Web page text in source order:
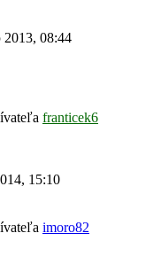
2013, 08:44
franticek6
15:10
imoro82